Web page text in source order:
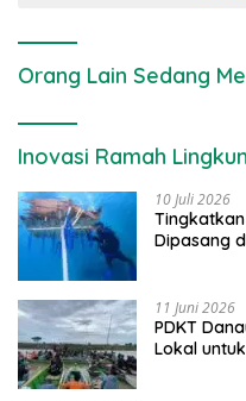
Orang Lain Sedang
Inovasi Ramah
10 Juli 2026
Dipasang
11 Juni 2026
PDKT
Lokal